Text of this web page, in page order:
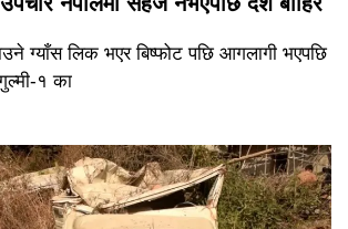
ग्याँस लिक भएर बिष्फोट पछि आगलागी भएपछि
१ का